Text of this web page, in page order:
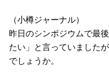
（小樽ジャーナル）
昨日のシンポジウムで最
たい」と言っていました
でしょうか。